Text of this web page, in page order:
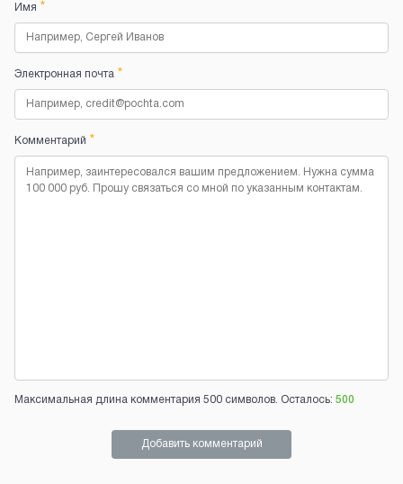
Имя *
Электронная почта *
Комментарий *
Максимальная длина комментария 500 символов. Осталось: 500
Добавить комментарий